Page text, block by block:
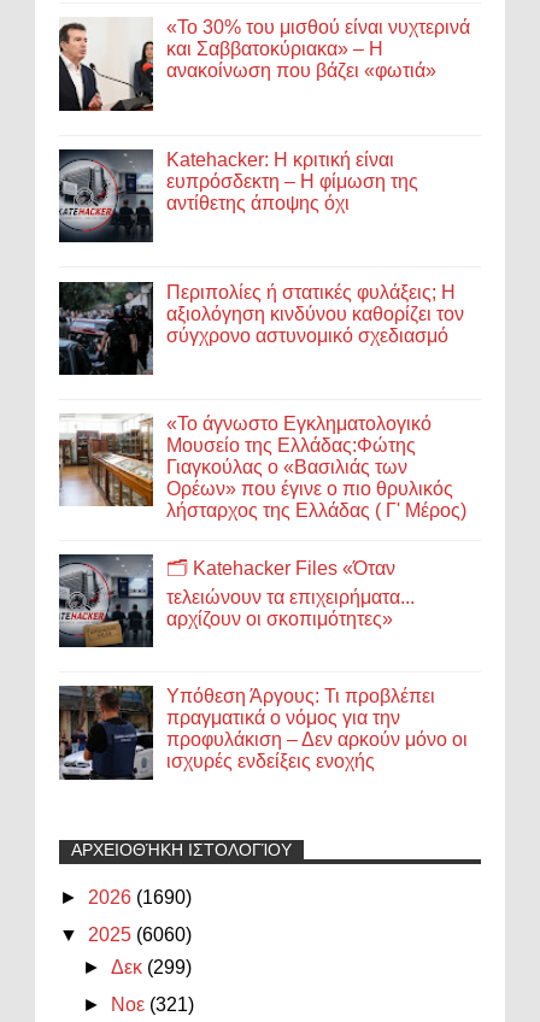
«Το 30% του μισθού είναι νυχτερινά
και Σαββατοκύριακα» – Η
ανακοίνωση που βάζει «φωτιά»
Katehacker: Η κριτική είναι
ευπρόσδεκτη – Η φίμωση της
αντίθετης άποψης όχι
Περιπολίες ή στατικές φυλάξεις; Η
αξιολόγηση κινδύνου καθορίζει τον
σύγχρονο αστυνομικό σχεδιασμό
«Το άγνωστο Εγκληματολογικό
Μουσείο της Ελλάδας:Φώτης
Γιαγκούλας ο «Βασιλιάς των
Ορέων» που έγινε ο πιο θρυλικός
λήσταρχος της Ελλάδας ( Γ' Μέρος)
🗂️ Katehacker Files «Όταν
τελειώνουν τα επιχειρήματα...
αρχίζουν οι σκοπιμότητες»
Υπόθεση Άργους: Τι προβλέπει
πραγματικά ο νόμος για την
προφυλάκιση – Δεν αρκούν μόνο οι
ισχυρές ενδείξεις ενοχής
ΑΡΧΕΙΟΘΉΚΗ ΙΣΤΟΛΟΓΊΟΥ
► 2026 (1690)
▼ 2025 (6060)
►Δεκ (299)
►
Νοε (321)